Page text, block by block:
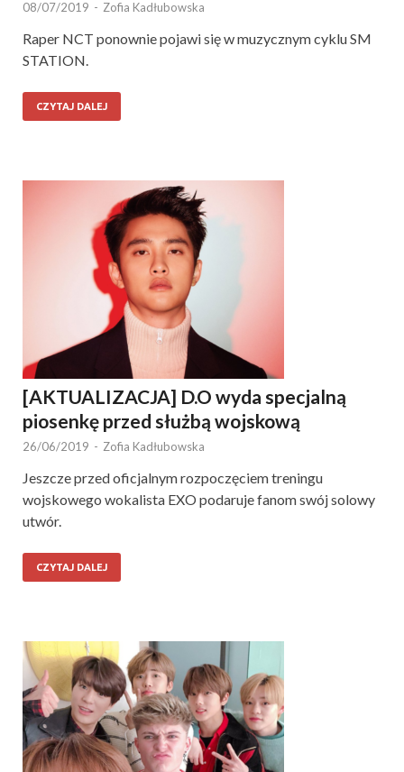
08/07/2019 - Zofia Kadłubowska
Raper NCT ponownie pojawi się w muzycznym cyklu SM
STATION.
CZYTAJ DALEJ
[AKTUALIZACJA] D.O wyda specjalną
piosenkę przed służbą wojskową
26/06/2019 - Zofia Kadłubowska
Jeszcze przed oficjalnym rozpoczęciem treningu
wojskowego wokalista EXO podaruje fanom swój solowy
utwór.
CZYTAJ DALEJ